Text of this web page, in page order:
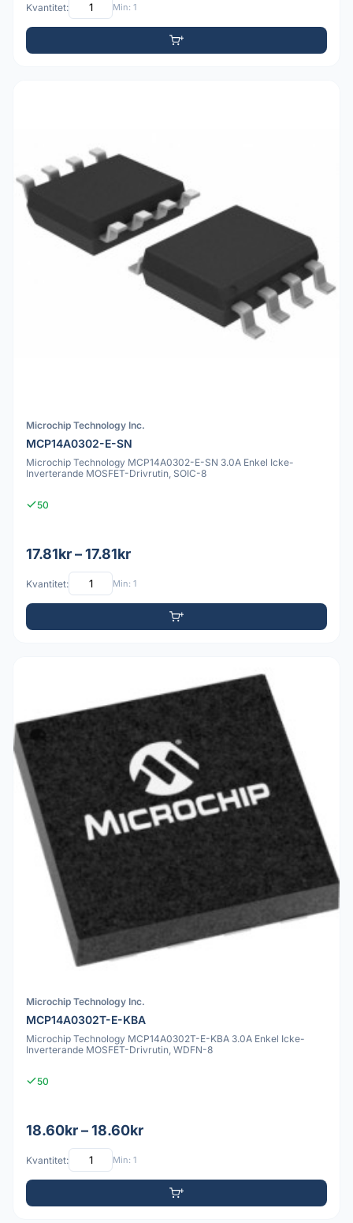
Kvantitet: Min: 1
Microchip Technology Inc.
MCP14A0302-E-SN
Microchip Technology MCP14A0302-E-SN 3.0A Enkel Icke-
Inverterande MOSFET-Drivrutin, SOIC-8
50
17.81kr – 17.81kr
Kvantitet: Min: 1
Microchip Technology Inc.
MCP14A0302T-E-KBA
Microchip Technology MCP14A0302T-E-KBA 3.0A Enkel Icke-
Inverterande MOSFET-Drivrutin, WDFN-8
50
18.60kr – 18.60kr
Kvantitet: Min: 1